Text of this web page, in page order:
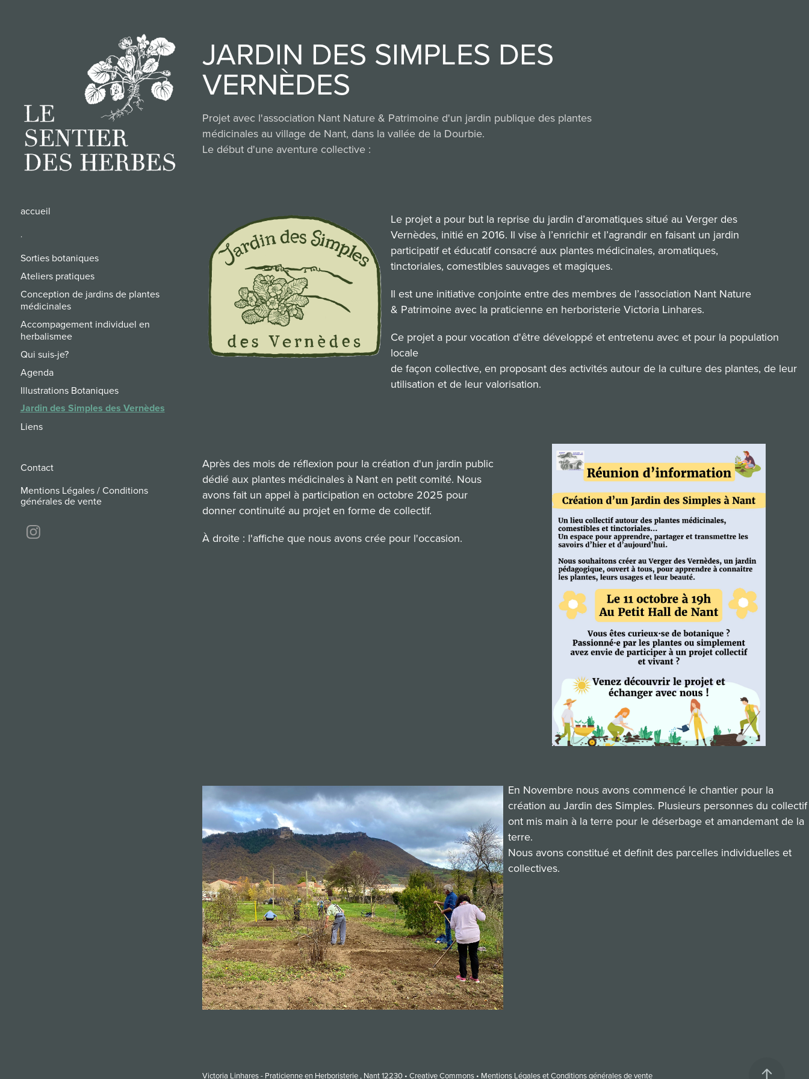
accueil
.
Sorties botaniques
Ateliers pratiques
Conception de jardins de plantes
médicinales
Accompagement individuel en
herbalismee
Qui suis-je?
Agenda
Illustrations Botaniques
Jardin des Simples des Vernèdes
Liens
Contact
Mentions Légales / Conditions
générales de vente
JARDIN DES SIMPLES DES
VERNÈDES
Projet avec l'association Nant Nature & Patrimoine d'un jardin publique des plantes
médicinales au village de Nant, dans la vallée de la Dourbie.
Le début d'une aventure collective :
Le projet a pour but la reprise du jardin d’aromatiques situé au Verger des
Vernèdes, initié en 2016. Il vise à l’enrichir et l’agrandir en faisant un jardin
participatif et éducatif consacré aux plantes médicinales, aromatiques,
tinctoriales, comestibles sauvages et magiques.
Il est une initiative conjointe entre des membres de l’association Nant Nature
& Patrimoine avec la praticienne en herboristerie Victoria Linhares.
Ce projet a pour vocation d'être développé et entretenu avec et pour la population
locale
de façon collective, en proposant des activités autour de la culture des plantes, de leur
utilisation et de leur valorisation.
Après des mois de réflexion pour la création d'un jardin public
dédié aux plantes médicinales à Nant en petit comité. Nous
avons fait un appel à participation en octobre 2025 pour
donner continuité au projet en forme de collectif.
À droite : l'affiche que nous avons crée pour l'occasion.
En Novembre nous avons commencé le chantier pour la
création au Jardin des Simples. Plusieurs personnes du collectif
ont mis main à la terre pour le déserbage et amandemant de la
terre.
Nous avons constitué et definit des parcelles individuelles et
collectives.
Victoria Linhares - Praticienne en Herboristerie , Nant 12230 • Creative Commons • Mentions Légales et Conditions générales de vente